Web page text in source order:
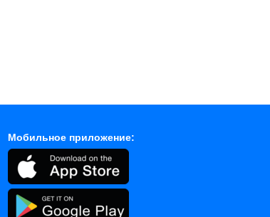
Мобильное приложение: